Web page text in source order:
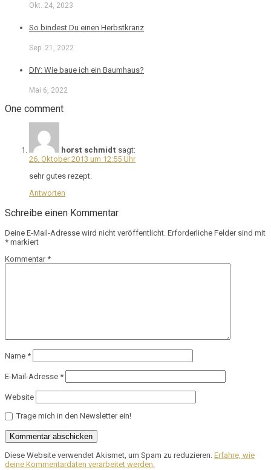
Okt. 24, 2023
So bindest Du einen Herbstkranz
Sep. 21, 2022
DIY: Wie baue ich ein Baumhaus?
Mai 6, 2022
One comment
horst schmidt sagt:
26. Oktober 2013 um 12:55 Uhr
sehr gutes rezept.
Antworten
Schreibe einen Kommentar
Deine E-Mail-Adresse wird nicht veröffentlicht. Erforderliche Felder sind mit
* markiert
Kommentar*
Name *
E-Mail-Adresse *
Website
Trage mich in den Newsletter ein!
Diese Website verwendet Akismet, um Spam zu reduzieren. Erfahre, wie
deine Kommentardaten verarbeitet werden.